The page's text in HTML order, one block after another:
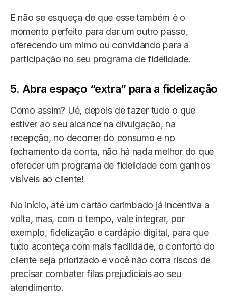
E não se esqueça de que esse também é o
momento perfeito para dar um outro passo,
oferecendo um mimo ou convidando para a
participação no seu programa de fidelidade.
5. Abra espaço “extra” para a fidelização
Como assim? Ué, depois de fazer tudo o que
estiver ao seu alcance na divulgação, na
recepção, no decorrer do consumo e no
fechamento da conta, não há nada melhor do que
oferecer um programa de fidelidade com ganhos
visíveis ao cliente!
No início, até um cartão carimbado já incentiva a
volta, mas, com o tempo, vale integrar, por
exemplo, fidelização e cardápio digital, para que
tudo aconteça com mais facilidade, o conforto do
cliente seja priorizado e você não corra riscos de
precisar combater filas prejudiciais ao seu
atendimento.